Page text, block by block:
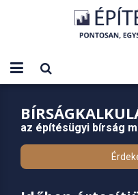
az építésügyi bírság